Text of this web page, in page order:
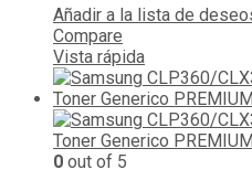
Añadir a la lista de
Compare
Vista rápida
0 out of 5